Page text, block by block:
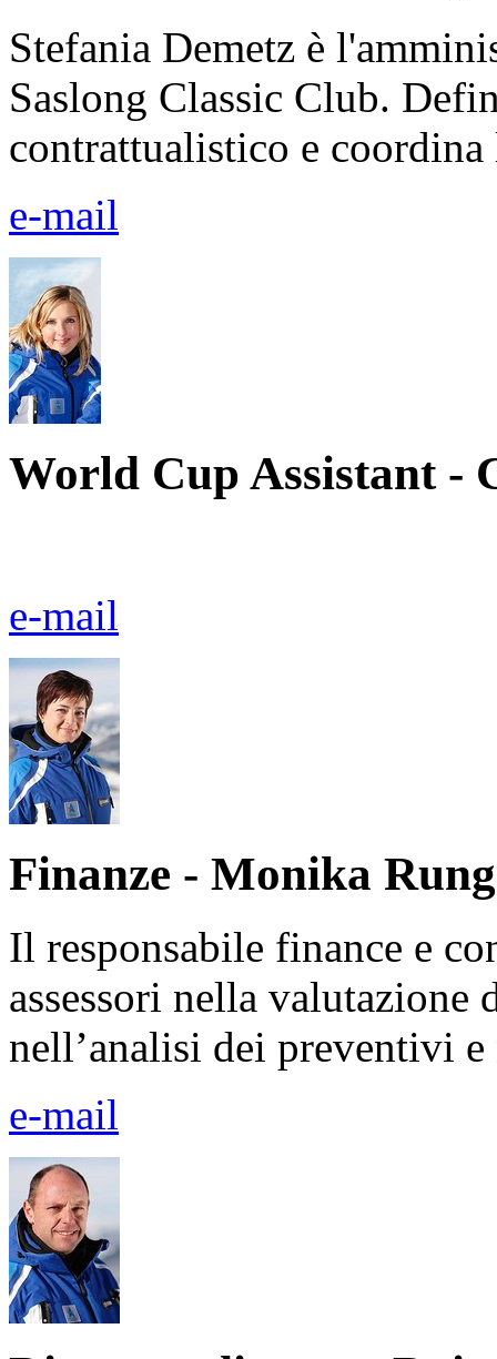
Stefania Demetz è
Saslong Classic Club.
contrattualistico e coordina
e-mail
World Cup Assistant -
e-mail
Finanze - Monika
Il responsabile finance e
assessori nella valutazione
nell’analisi dei preventivi
e-mail